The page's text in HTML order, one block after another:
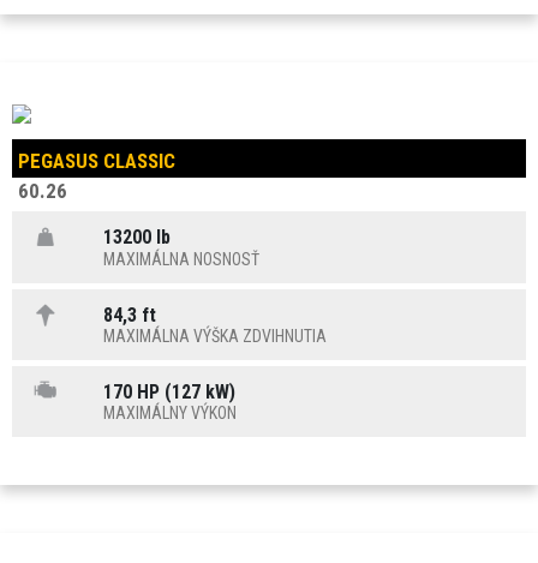
PEGASUS CLASSIC
60.26
13200 lb
MAXIMÁLNA NOSNOSŤ
84,3 ft
MAXIMÁLNA VÝŠKA ZDVIHNUTIA
170 HP (127 kW)
MAXIMÁLNY VÝKON